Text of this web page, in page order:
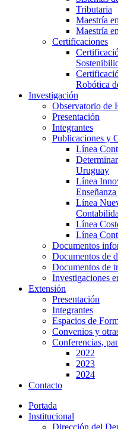
Tributaria
Maestría
Maestría
Certificaciones
Robótica
Investigación
Observatorio de
Presentación
Integrantes
Publicaciones y
Línea
Uruguay
Línea
Línea
Línea
Línea
Documentos
Documentos de
Documentos de
Investigaciones
Extensión
Presentación
Integrantes
Espacios de
Convenios y
Conferencias,
2022
2023
2024
Contacto
Portada
Institucional
Dirección del